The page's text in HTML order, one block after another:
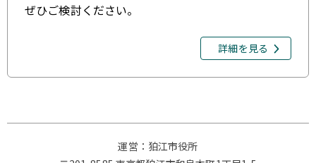
ぜひご検討ください。
詳細を見る
運営：狛江市役所